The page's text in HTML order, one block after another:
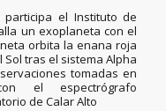
el Instituto de
un exoplaneta con el
orbita la enana roja
tras el sistema Alpha
tomadas en
el espectrógrafo
de Calar Alto